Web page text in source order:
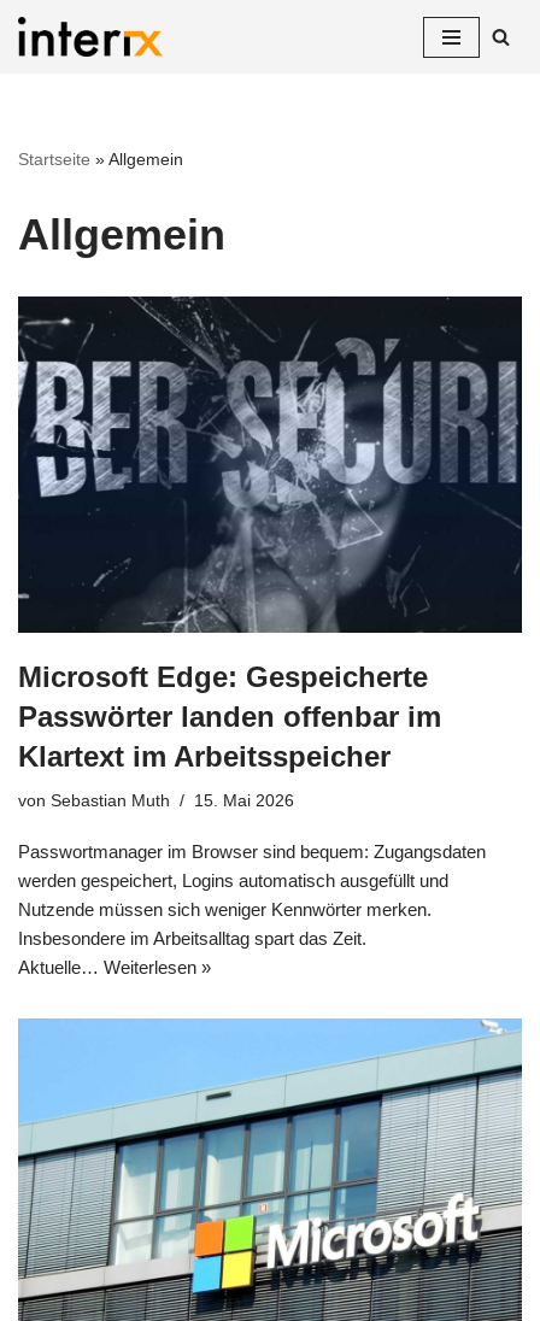
Startseite »Allgemein
Allgemein
Microsoft Edge: Gespeicherte
Passwörter landen offenbar im
Klartext im Arbeitsspeicher
von Sebastian Muth 15. Mai 2026
Passwortmanager im Browser sind bequem: Zugangsdaten
werden gespeichert, Logins automatisch ausgefüllt und
Nutzende müssen sich weniger Kennwörter merken.
Insbesondere im Arbeitsalltag spart das Zeit.
Aktuelle… Weiterlesen »